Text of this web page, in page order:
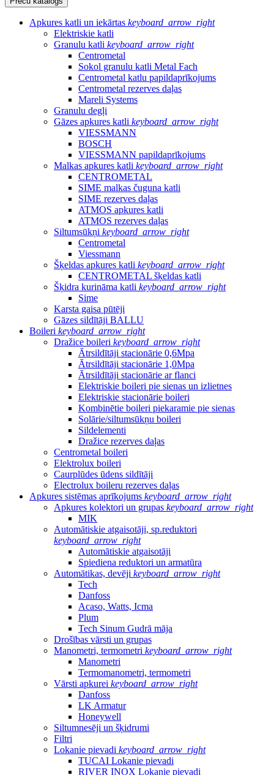
Apkures katli un iekārtas keyboard_arrow_right
Elektriskie katli
Granulu katli keyboard_arrow_right
Centrometal
Sokol granulu katli Metal Fach
Centrometal katlu papildaprīkojums
Centrometal rezerves daļas
Mareli Systems
Granulu degļi
Gāzes apkures katli keyboard_arrow_right
VIESSMANN
BOSCH
VIESSMANN papildaprīkojums
Malkas apkures katli keyboard_arrow_right
CENTROMETAL
SIME malkas čuguna katli
SIME rezerves daļas
ATMOS apkures katli
ATMOS rezerves daļas
Siltumsūkņi keyboard_arrow_right
Centrometal
Viessmann
Šķeldas apkures katli keyboard_arrow_right
CENTROMETAL šķeldas katli
Šķidra kurināma katli keyboard_arrow_right
Sime
Karsta gaisa pūtēji
Gāzes sildītāji BALLU
Boileri keyboard_arrow_right
Dražice boileri keyboard_arrow_right
Ātrsildītāji stacionārie 0,6Mpa
Ātrsildītāji stacionārie 1,0Mpa
Ātrsildītāji stacionārie ar flanci
Elektriskie boileri pie sienas un izlietnes
Elektriskie stacionārie boileri
Kombinētie boileri piekaramie pie sienas
Solārie/siltumsūkņu boileri
Sildelementi
Dražice rezerves daļas
Centrometal boileri
Elektrolux boileri
Caurplūdes ūdens sildītāji
Electrolux boileru rezerves daļas
Apkures sistēmas aprīkojums keyboard_arrow_right
Apkures kolektori un grupas keyboard_arrow_right
MIK
Automātiskie atgaisotāji, sp.reduktori
keyboard_arrow_right
Automātiskie atgaisotāji
Spiediena reduktori un armatūra
Automātikas, devēji keyboard_arrow_right
Tech
Danfoss
Acaso, Watts, Icma
Plum
Tech Sinum Gudrā māja
Drošības vārsti un grupas
Manometri, termometri keyboard_arrow_right
Manometri
Termomanometri, termometri
Vārsti apkurei keyboard_arrow_right
Danfoss
LK Armatur
Honeywell
Siltumnesēji un šķidrumi
Filtri
Lokanie pievadi keyboard_arrow_right
TUCAI Lokanie pievadi
RIVER INOX Lokanie pievadi